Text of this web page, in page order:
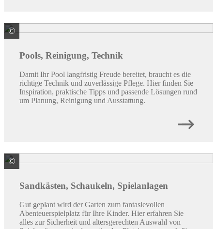
© Steinbach International GmbH
Pools, Reinigung, Technik
Damit Ihr Pool langfristig Freude bereitet, braucht es die
richtige Technik und zuverlässige Pflege. Hier finden Sie
Inspiration, praktische Tipps und passende Lösungen rund
um Planung, Reinigung und Ausstattung.
© Meyer Siegfried GmbH & Co. KG Holzbearbeitung
Sandkästen, Schaukeln, Spielanlagen
Gut geplant wird der Garten zum fantasievollen
Abenteuerspielplatz für Ihre Kinder. Hier erfahren Sie
alles zur Sicherheit und altersgerechten Auswahl von